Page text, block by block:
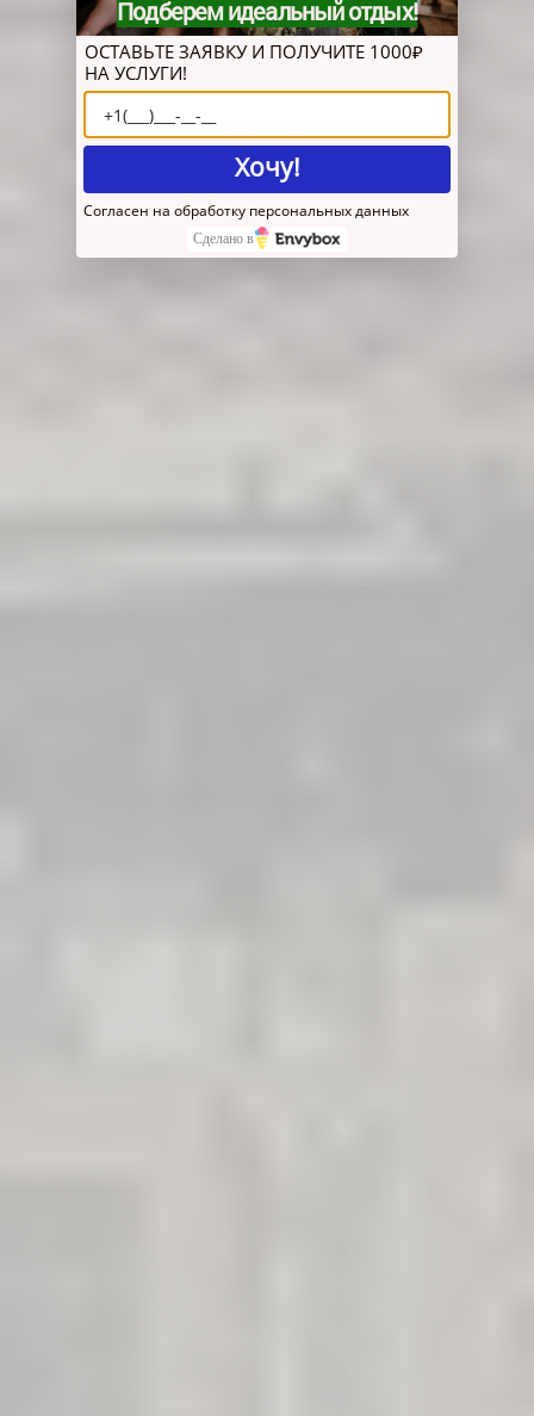
Подберем идеальный отдых!
ОСТАВЬТЕ ЗАЯВКУ И ПОЛУЧИТЕ 1000₽
НА УСЛУГИ!
Хочу!
Согласен на обработку персональных данных
Сделано в